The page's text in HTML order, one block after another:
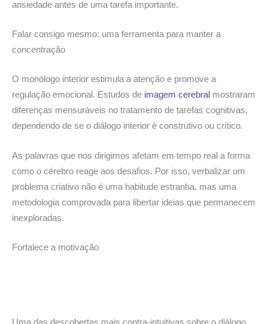
ansiedade antes de uma tarefa importante.
Falar consigo mesmo: uma ferramenta para manter a
concentração
O monólogo interior estimula a atenção e promove a
regulação emocional. Estudos de imagem cerebral mostraram
diferenças mensuráveis no tratamento de tarefas cognitivas,
dependendo de se o diálogo interior é construtivo ou crítico.
As palavras que nos dirigimos afetam em tempo real a forma
como o cérebro reage aos desafios. Por isso, verbalizar um
problema criativo não é uma habitude estranha, mas uma
metodologia comprovada para libertar ideias que permanecem
inexploradas.
Fortalece a motivação